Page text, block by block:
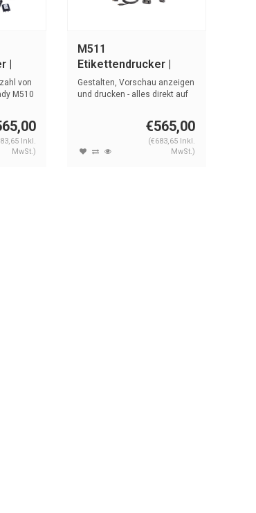
|
von
M510
Inkl.
MwSt.)
M511
Etikettendrucker |
PWID Suite
Gestalten, Vorschau anzeigen
und drucken - alles direkt auf
€565,00
(€683,65 Inkl.
MwSt.)